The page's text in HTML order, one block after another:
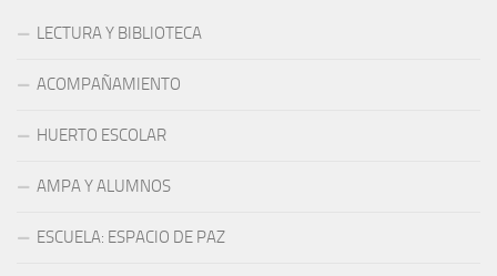
LECTURA Y BIBLIOTECA
ACOMPAÑAMIENTO
HUERTO ESCOLAR
AMPA Y ALUMNOS
ESCUELA: ESPACIO DE PAZ